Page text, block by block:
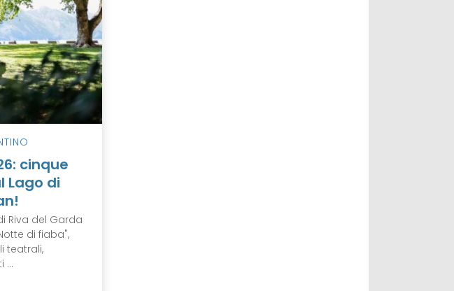
cinque
Lago di
Riva del Garda
di fiaba",
teatrali,
...